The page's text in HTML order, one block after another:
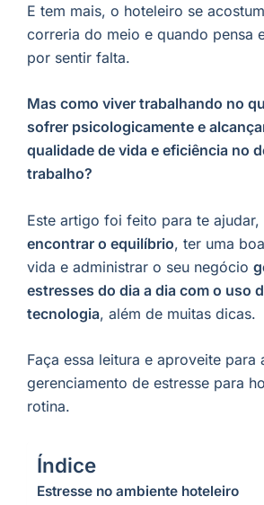
E tem mais, o hoteleiro se
correria do meio e quando pensa
por sentir falta.
Mas como viver trabalhando no
sofrer psicologicamente e
qualidade de vida e eficiência no
trabalho?
Este artigo foi feito para te ajudar,
encontrar o equilíbrio, ter uma
vida e administrar o seu negócio
estresses do dia a dia com o uso
tecnologia, além de muitas dicas.
Faça essa leitura e aproveite para
gerenciamento de estresse para
rotina.
Índice
Estresse no ambiente hoteleiro